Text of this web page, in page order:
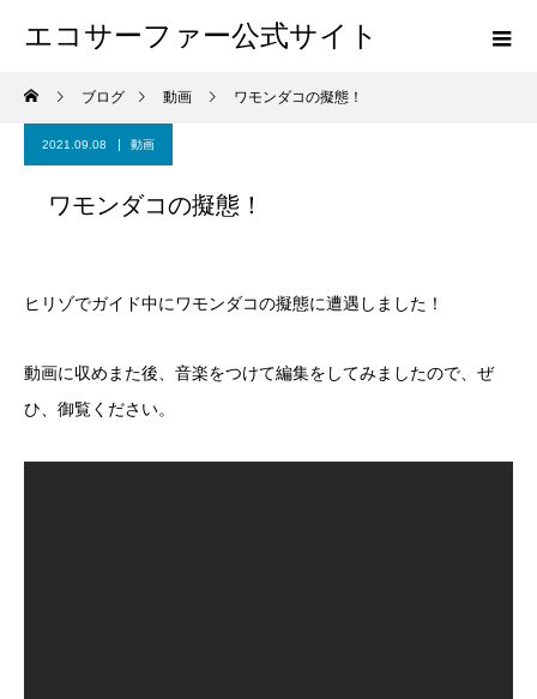
エコサーファー公式サイト
ブログ 動画 ワモンダコの擬態！
2021.09.08 動画
ワモンダコの擬態！
ヒリゾでガイド中にワモンダコの擬態に遭遇しました！
動画に収めまた後、音楽をつけて編集をしてみましたので、ぜ
ひ、御覧ください。